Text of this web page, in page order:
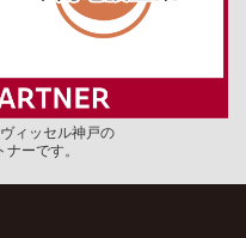
ィッセル神戸の
ーです。